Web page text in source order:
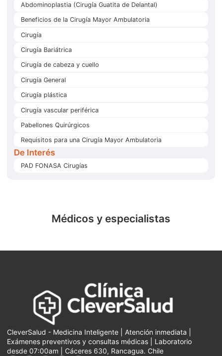
Abdominoplastia (Cirugía Guatita de Delantal)
Beneficios de la Cirugía Mayor Ambulatoria
Cirugía
Cirugía Bariátrica
Cirugía de cabeza y cuello
Cirugía General
Cirugía plástica
Cirugía vascular periférica
Pabellones Quirúrgicos
Requisitos para una Cirugía Mayor Ambulatoria
De Interés
PAD FONASA Cirugías
Médicos y especialistas
CleverSalud - Medicina Inteligente | Atención inmediata |
Exámenes preventivos y consultas médicas | Laboratorio
desde 07:00am | Cáceres 630, Rancagua. Chile